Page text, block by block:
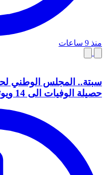
منذ 9 ساعات
سبتة.. المجلس الوطني
حصيلة الوفيات الى 14 ويوثق اعتداءات على مهاجرين